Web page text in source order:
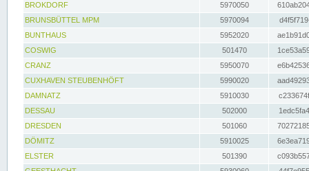
BROKDORF
5970050
BRUNSBÜTTEL MPM
5970094
BUNTHAUS
5952020
COSWIG
501470
CRANZ
5950070
CUXHAVEN STEUBENHÖFT
5990020
DAMNATZ
5910030
DESSAU
502000
DRESDEN
501060
DÖMITZ
5910025
ELSTER
501390